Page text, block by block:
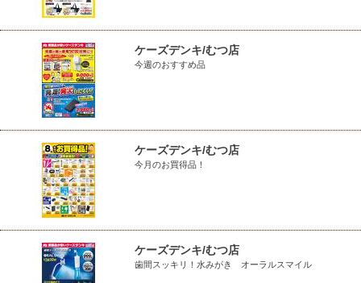
ケーズデンキ/むつ店
今週のおすすめ品
ケーズデンキ/むつ店
今月のお買得品！
ケーズデンキ/むつ店
歯間スッキリ！水みがき オーラルスマイル